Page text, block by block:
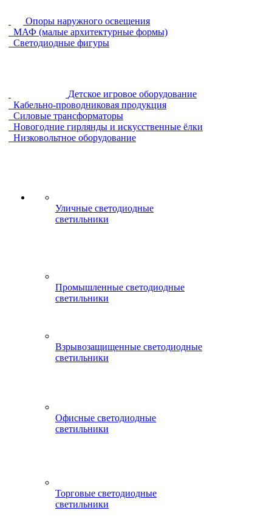
Опоры наружного освещения
МАФ (малые архитектурные формы)
Светодиодные фигуры
Детское игровое оборудование
Кабельно-проводниковая продукция
Силовые трансформаторы
Новогодние гирлянды и искусственные ёлки
Низковольтное оборудование
Уличные светодиодные
светильники
Промышленные светодиодные
светильники
Взрывозащищенные светодиодные
светильники
Офисные светодиодные
светильники
Торговые светодиодные
светильники